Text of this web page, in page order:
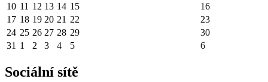
10 11 12 13 14 15
16
17 18 19 20 21 22
23
24 25 26 27 28 29
30
31 1 2 3 4 5 6
Sociální sítě